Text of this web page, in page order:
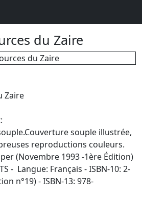
du Zaire
Zaire
souple illustrée,
reproductions couleurs.
(Novembre 1993 -1ère Édition)
- Langue: Français - ISBN-10: 2-
n°19) - ISBN-13: 978-